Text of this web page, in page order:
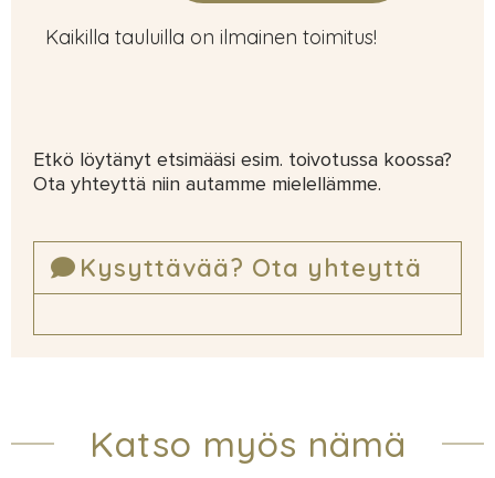
Kaikilla tauluilla on ilmainen toimitus!
Etkö löytänyt etsimääsi esim. toivotussa koossa?
Ota yhteyttä niin autamme mielellämme.
Kysyttävää? Ota yhteyttä
Katso myös nämä